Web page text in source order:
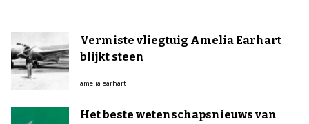
Vermiste vliegtuig Amelia Earhart
blijkt steen
amelia earhart
Het beste wetenschapsnieuws van